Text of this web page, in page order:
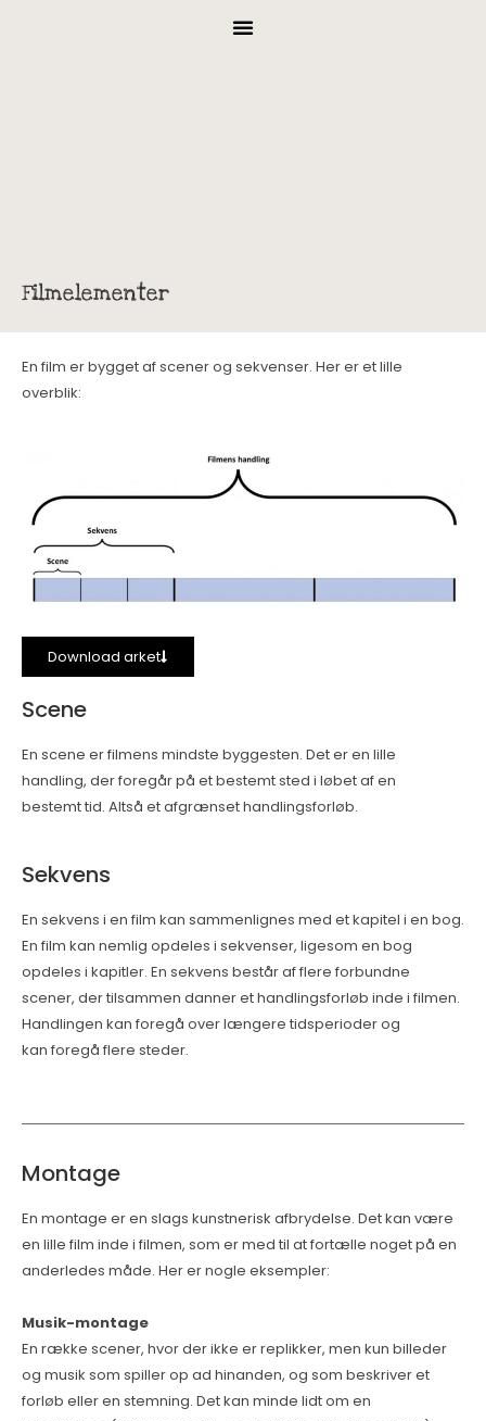
Filmelementer
En film er bygget af scener og sekvenser. Her er et lille
overblik:
Download arket
Scene
En scene er filmens mindste byggesten. Det er en lille
handling, der foregår på et bestemt sted i løbet af en
bestemt tid. Altså et afgrænset handlingsforløb.
Sekvens
En sekvens i en film kan sammenlignes med et kapitel i en bog.
En film kan nemlig opdeles i sekvenser, ligesom en bog
opdeles i kapitler. En sekvens består af flere forbundne
scener, der tilsammen danner et handlingsforløb inde i filmen.
Handlingen kan foregå over længere tidsperioder og
kan foregå flere steder.
Montage
En montage er en slags kunstnerisk afbrydelse. Det kan være
en lille film inde i filmen, som er med til at fortælle noget på en
anderledes måde. Her er nogle eksempler:
Musik-montage
En række scener, hvor der ikke er replikker, men kun billeder
og musik som spiller op ad hinanden, og som beskriver et
forløb eller en stemning. Det kan minde lidt om en